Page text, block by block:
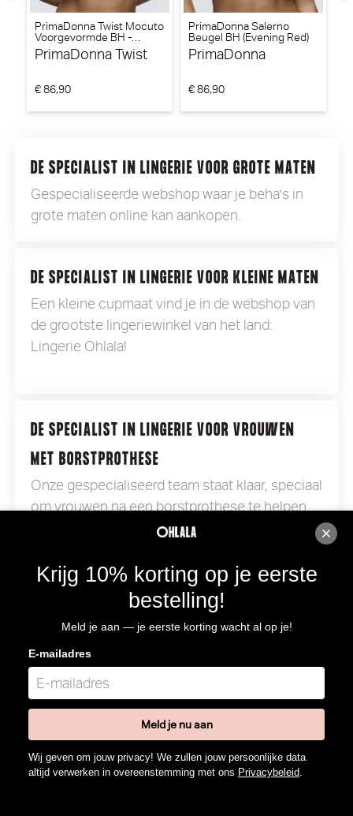
PrimaDonna Twist Mocuto
Voorgevormde BH -
Triangel BH (Italian Acai)
PrimaDonna Twist
€ 86,90
PrimaDonna Salerno
Beugel BH (Evening Red)
PrimaDonna
€ 86,90
DE SPECIALIST IN LINGERIE VOOR GROTE MATEN
Gespecialiseerde webshop waar je beha's in
grote maten online kan aankopen.
DE SPECIALIST IN LINGERIE VOOR KLEINE MATEN
Een kleine cupmaat vind je in de webshop van
de grootste lingeriewinkel van het land:
Lingerie Ohlala!
DE SPECIALIST IN LINGERIE VOOR VROUWEN
MET BORSTPROTHESE
Onze gespecialiseerd team staat klaar, speciaal
om vrouwen na een borstprothese te helpen
ONLINE LINGERIE SPECIALIST LINGERIE OHLALA
Wij bieden lingeriemerken aan voor élke vrouw.
Kom bij ons langs of shop online!
Krijg 10% korting op je eerste
bestelling!
Meld je aan — je eerste korting wacht al op je!
E-mailadres
Meld je nu aan
Wij geven om jouw privacy! We zullen jouw persoonlijke data
altijd verwerken in overeenstemming met ons Privacybeleid.